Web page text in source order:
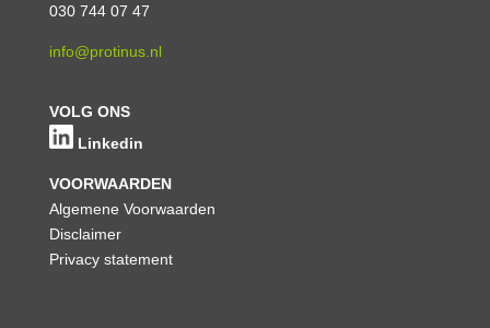
030 744 07 47
info@protinus.nl
VOLG ONS
Linkedin
VOORWAARDEN
Algemene Voorwaarden
Disclaimer
Privacy statement